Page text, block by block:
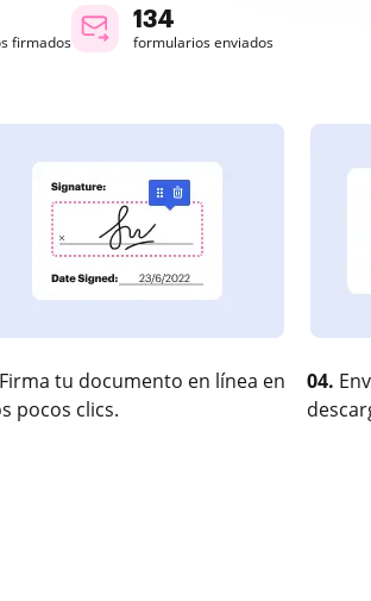
firmados
134
formularios enviados
Firma tu documento en línea en
pocos clics.
04.